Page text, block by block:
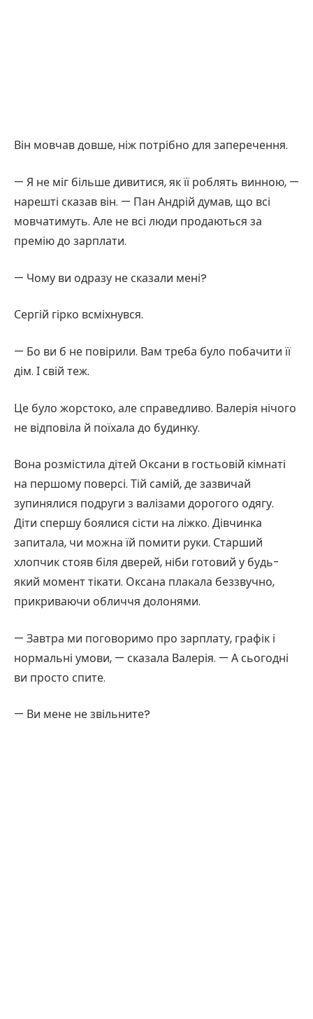
Він мовчав довше, ніж потрібно для заперечення.
— Я не міг більше дивитися, як її роблять винною, —
нарешті сказав він. — Пан Андрій думав, що всі
мовчатимуть. Але не всі люди продаються за
премію до зарплати.
— Чому ви одразу не сказали мені?
Сергій гірко всміхнувся.
— Бо ви б не повірили. Вам треба було побачити її
дім. І свій теж.
Це було жорстоко, але справедливо. Валерія нічого
не відповіла й поїхала до будинку.
Вона розмістила дітей Оксани в гостьовій кімнаті
на першому поверсі. Тій самій, де зазвичай
зупинялися подруги з валізами дорогого одягу.
Діти спершу боялися сісти на ліжко. Дівчинка
запитала, чи можна їй помити руки. Старший
хлопчик стояв біля дверей, ніби готовий у будь-
який момент тікати. Оксана плакала беззвучно,
прикриваючи обличчя долонями.
— Завтра ми поговоримо про зарплату, графік і
нормальні умови, — сказала Валерія. — А сьогодні
ви просто спите.
— Ви мене не звільните?